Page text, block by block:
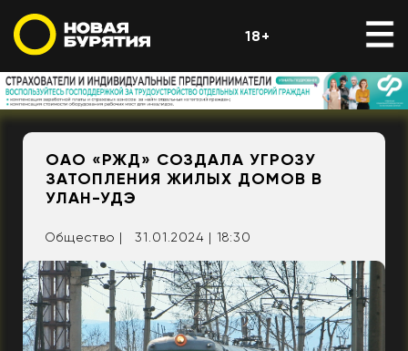
18+
ОАО «РЖД» СОЗДАЛА УГРОЗУ
ЗАТОПЛЕНИЯ ЖИЛЫХ ДОМОВ В
УЛАН-УДЭ
Общество | 31.01.2024 | 18:30